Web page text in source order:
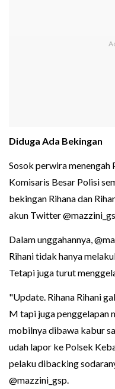
Diduga Ada Bekingan
Sosok perwira
Komisaris Besar Polisi
bekingan Rihana dan
akun Twitter
Dalam unggahannya,
Rihani tidak hanya
Tetapi juga turut
"Update. Rihana Rihani
M tapi juga penggelapan
mobilnya dibawa kabur
udah lapor ke Polsek
pelaku dibacking
@mazzini_gsp.